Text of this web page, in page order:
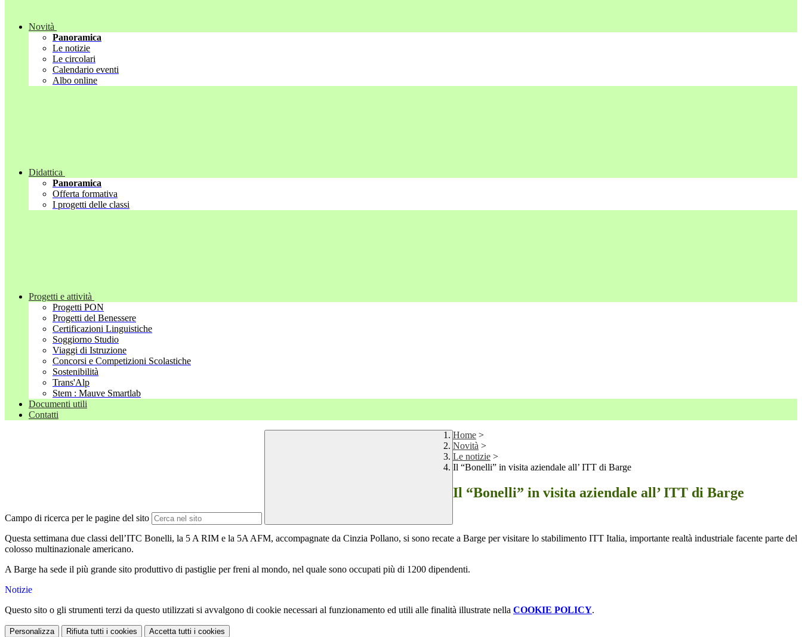
Novità
Panoramica
Le notizie
Le circolari
Calendario eventi
Albo online
Didattica
Panoramica
Offerta formativa
I progetti delle classi
Progetti e attività
Progetti PON
Progetti del Benessere
Certificazioni Linguistiche
Soggiorno Studio
Viaggi di Istruzione
Concorsi e Competizioni Scolastiche
Sostenibilità
Trans'Alp
Stem : Mauve Smartlab
Documenti utili
Contatti
Campo di ricerca per le pagine del sito
Home >
Novità >
Le notizie >
Il “Bonelli” in visita aziendale all’ ITT di Barge
Il “Bonelli” in visita aziendale all’ ITT di Barge
Questa settimana due classi dell’ITC Bonelli, la 5 A RIM e la 5A AFM, accompagnate da Cinzia Pollano, si sono recate a Barge per visitare lo stabilimento ITT Italia, importante realtà industriale facente parte del
colosso multinazionale americano.
A Barge ha sede il più grande sito produttivo di pastiglie per freni al mondo, nel quale sono occupati più di 1200 dipendenti.
Notizie
Questo sito o gli strumenti terzi da questo utilizzati si avvalgono di cookie necessari al funzionamento ed utili alle finalità illustrate nella COOKIE POLICY.
Personalizza Rifiuta tutti i cookies Accetta tutti i cookies